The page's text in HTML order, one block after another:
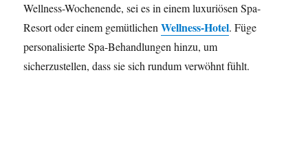
Wellness-Wochenende, sei es in einem luxuriösen Spa-
Resort oder einem gemütlichenWellness-Hotel. Füge
personalisierte Spa-Behandlungen hinzu, um
sicherzustellen, dass sie sich rundum verwöhnt fühlt.